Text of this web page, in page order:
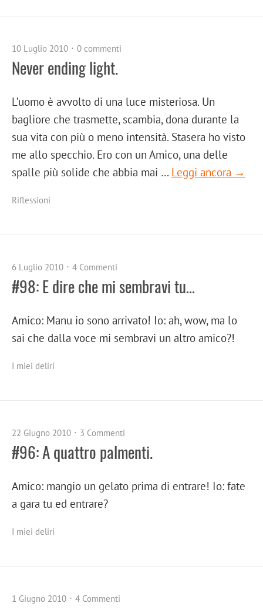
10 Luglio 2010 0 commenti
Never ending light.
L’uomo è avvolto di una luce misteriosa. Un
bagliore che trasmette, scambia, dona durante la
sua vita con più o meno intensità. Stasera ho visto
me allo specchio. Ero con un Amico, una delle
spalle più solide che abbia mai … Leggi ancora →
Riflessioni
6 Luglio 2010 4 Commenti
#98: E dire che mi sembravi tu…
Amico: Manu io sono arrivato! Io: ah, wow, ma lo
sai che dalla voce mi sembravi un altro amico?!
I miei deliri
22 Giugno 2010 3 Commenti
#96: A quattro palmenti.
Amico: mangio un gelato prima di entrare! Io: fate
a gara tu ed entrare?
I miei deliri
1 Giugno 2010 4 Commenti